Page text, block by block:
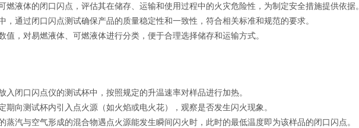
燃液体的闭口闪点，评估其在储存、运输和使用过程中的火灾危险性，为制定安全措施提供依据。
，通过闭口闪点测试确保产品的质量稳定性和一致性，符合相关标准和规范的要求。
值，对易燃液体、可燃液体进行分类，便于合理选择储存和运输方式。
入闭口闪点仪的测试杯中，按照规定的升温速率对样品进行加热。
期向测试杯内引入点火源（如火焰或电火花），观察是否发生闪火现象。
蒸汽与空气形成的混合物遇点火源能发生瞬间闪火时，此时的最低温度即为该样品的闭口闪点。